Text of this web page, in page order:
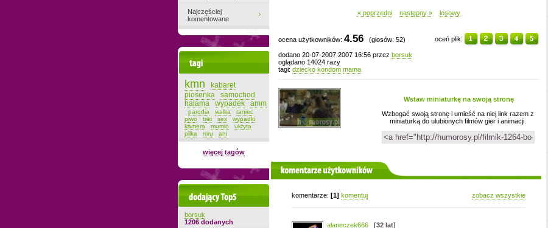
« poprzedni następny » losowy
ocena użytkowników: 4.56 (głosów: 52) oceń plik:
dodano 20-07-2007 2007 16:56 przez borsuk
oglądano 14024 razy
tagi: dziecko kondom mama
Wstaw miniaturkę na swoją stronę
Wzbogać swoją stronę i umieść na niej link razem z
miniaturką do ulubionych filmów gier i animacji.
komentarze użytkowników
komentarze: [1] komentuj zobacz wszystkie
alaneczek666 [32 lat]
Najczęściej
komentowane
kmn
kabaret
piosenka
samochod
halama
wypadek amm
parodia walka
taniec
piwo
triki sex
wypadki
kamera
mumio
ukryta
pilka
mru ani
więcej tagów
Dodający top-5
borsuk
1206 dodanych